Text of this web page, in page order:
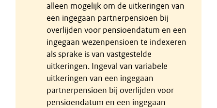
alleen mogelijk om de uitkeringen van
een ingegaan partnerpensioen bij
overlijden voor pensioendatum en een
ingegaan wezenpensioen te indexeren
als sprake is van vastgestelde
uitkeringen. Ingeval van variabele
uitkeringen van een ingegaan
partnerpensioen bij overlijden voor
pensioendatum en een ingegaan